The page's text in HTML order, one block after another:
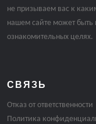
не призываем вас к
нашем сайте может быть
ознакомительных целях.
СВЯЗЬ
Отказ от ответственности
Политика